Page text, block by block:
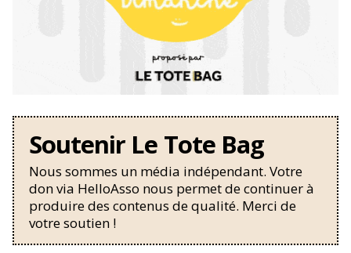
Soutenir Le Tote Bag
Nous sommes un média indépendant. Votre
don via HelloAsso nous permet de continuer à
produire des contenus de qualité. Merci de
votre soutien !